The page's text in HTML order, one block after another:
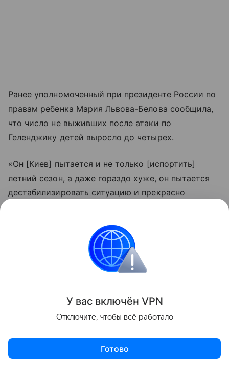
Ранее уполномоченный при президенте России по
правам ребенка Мария Львова-Белова сообщила,
что число не выживших после атаки по
Геленджику детей выросло до четырех.
«Он [Киев] пытается и не только [испортить]
летний сезон, а даже гораздо хуже, он пытается
дестабилизировать ситуацию и прекрасно
целенаправленно, это было видно по видео
хорошо, как [осуществлялся] заход с моря.
Абсолютно целенаправленный удар по людям. И
Обломки беспилотников упали в селе Архипо-
Осиповка. По последним данным, пострадали 58
У вас включён VPN
Отключите, чтобы всё работало
Готово